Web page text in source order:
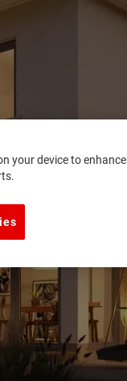
your device to enhance